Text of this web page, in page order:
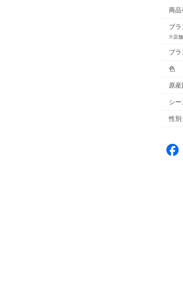
商
ブ
※店舗
ブ
色
原産
シ
性